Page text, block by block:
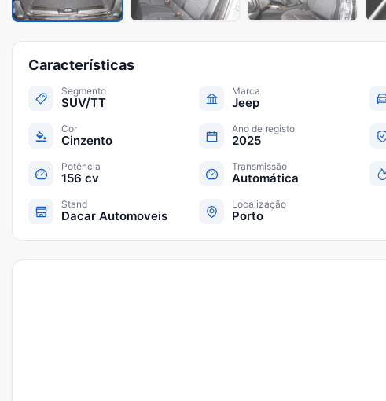
Características
Segmento
SUV/TT
Marca
Jeep
Cor
Cinzento
Ano de registo
2025
Potência
156 cv
Transmissão
Automática
Stand
Dacar Automoveis
Localização
Porto